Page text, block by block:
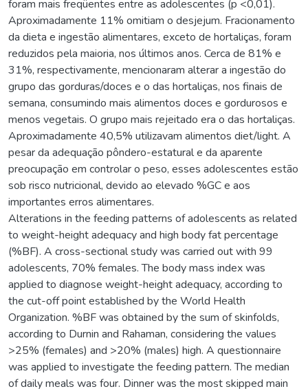
foram mais freqüentes entre as adolescentes (p <0,01).
Aproximadamente 11% omitiam o desjejum. Fracionamento
da dieta e ingestão alimentares, exceto de hortaliças, foram
reduzidos pela maioria, nos últimos anos. Cerca de 81% e
31%, respectivamente, mencionaram alterar a ingestão do
grupo das gorduras/doces e o das hortaliças, nos finais de
semana, consumindo mais alimentos doces e gordurosos e
menos vegetais. O grupo mais rejeitado era o das hortaliças.
Aproximadamente 40,5% utilizavam alimentos diet/light. A
pesar da adequação pôndero-estatural e da aparente
preocupação em controlar o peso, esses adolescentes estão
sob risco nutricional, devido ao elevado %GC e aos
importantes erros alimentares.
Alterations in the feeding patterns of adolescents as related
to weight-height adequacy and high body fat percentage
(%BF). A cross-sectional study was carried out with 99
adolescents, 70% females. The body mass index was
applied to diagnose weight-height adequacy, according to
the cut-off point established by the World Health
Organization. %BF was obtained by the sum of skinfolds,
according to Durnin and Rahaman, considering the values
>25% (females) and >20% (males) high. A questionnaire
was applied to investigate the feeding pattern. The median
of daily meals was four. Dinner was the most skipped main